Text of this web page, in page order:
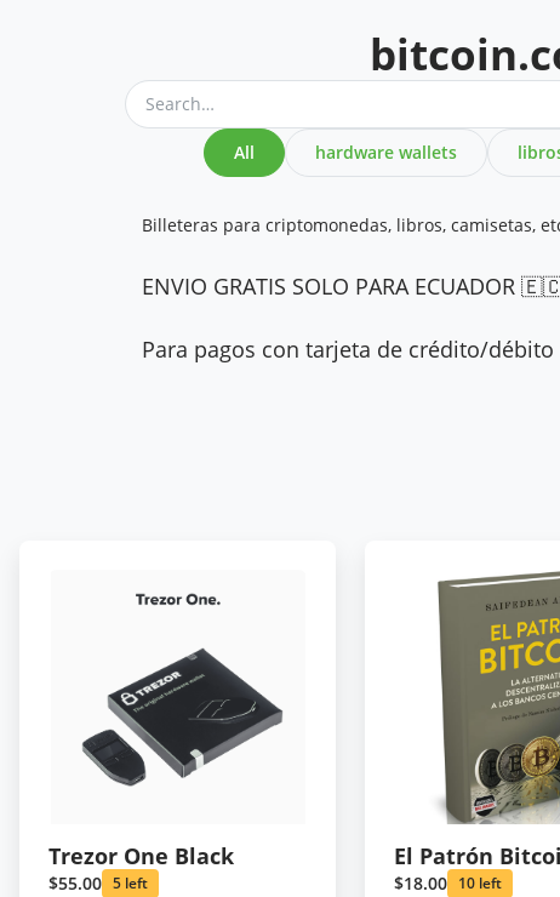
All hardware wallets
Billeteras para criptomonedas, libros, camisetas,
ENVIO GRATIS SOLO PARA ECUADOR
Para pagos con tarjeta de crédito/
Trezor One Black
$55.00 5 left
El Patrón
$18.00 10 left